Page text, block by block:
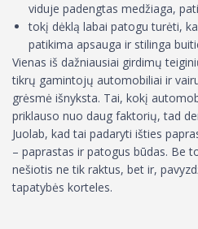
viduje padengtas medžiaga,
tokį dėklą labai patogu turėti,
patikima apsauga ir stilinga
Vienas iš dažniausiai girdimų
tikrų gamintojų automobiliai ir
grėsmė išnyksta. Tai, kokį
priklauso nuo daug faktorių, tad
Juolab, kad tai padaryti išties
– paprastas ir patogus būdas. Be
nešiotis ne tik raktus, bet ir,
tapatybės korteles.